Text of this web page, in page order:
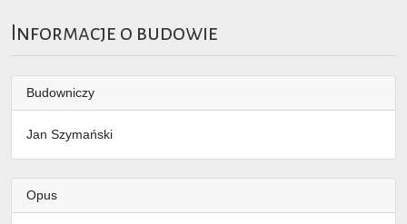
Informacje o budowie
Budowniczy
Jan Szymański
Opus